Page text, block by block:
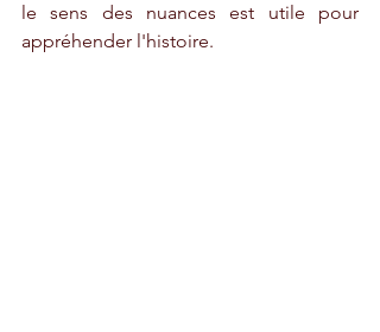
le sens des nuances est utile pour
appréhender l'histoire.